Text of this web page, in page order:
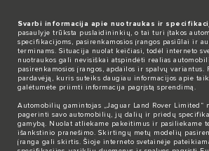
Svarbi informacija apie nuotraukas ir
pasaulyje trūksta puslaidininkių, o tai turi įtakos
specifikacijoms, pasirenkamosios įrangos pasiūlai ir
terminams. Situacija nuolat keičiasi, todėl interneto
nuotraukos gali nevisiškai atspindėti realias
pasirenkamosios įrangos, apdailos ir spalvų variantus.
pardavėją, kuris suteiks daugiau informacijos apie
galėtumėte priimti informacija pagrįstą sprendimą.
Automobilių gamintojas „Jaguar Land Rover Limited“
pagerinti savo automobilių, jų dalių ir priedų
gamybą. Nuolat atliekame pakeitimus ir pasiliekame
išankstinio pranešimo. Skirtingų metų modelių
įranga gali skirtis. Šioje interneto svetainėje